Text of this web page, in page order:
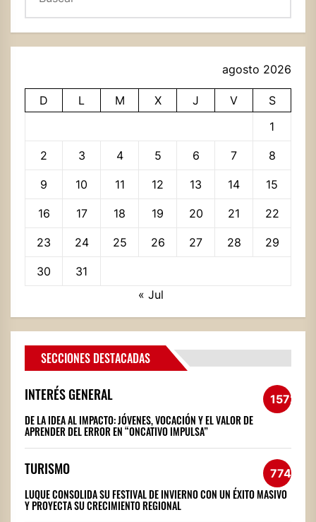
agosto 2026
D L M X J V
S
1
2 3 4 5 6 7 8
9 10 11 12 13 14 15
16 17 18 19 20 21 22
23 24 25 26 27 28 29
30
31
« Jul
SECCIONES DESTACADAS
INTERÉS GENERAL 1572
DE LA IDEA AL IMPACTO: JÓVENES, VOCACIÓN Y EL VALOR DE
APRENDER DEL ERROR EN “ONCATIVO IMPULSA”
TURISMO 774
LUQUE CONSOLIDA SU FESTIVAL DE INVIERNO CON UN ÉXITO MASIVO
Y PROYECTA SU CRECIMIENTO REGIONAL